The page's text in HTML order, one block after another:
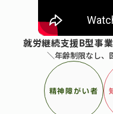
就労継続支援B型事
＼年齢制限なし、
精神障がい者